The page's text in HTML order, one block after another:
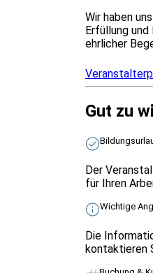
Wir haben
Erfüllung
ehrlicher
Gut zu
Der
für Ihren
Wichtige
Die
kontaktieren